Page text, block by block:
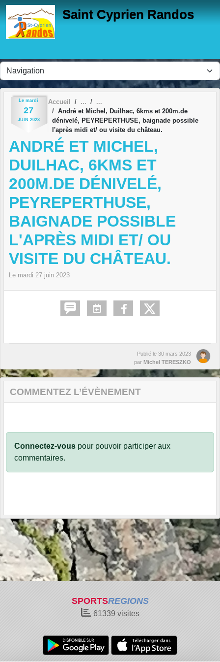
Saint Cyprien Randos
Le mardi
27
JUIN 2023
Accueil
André et Michel, Duilhac, 6kms et 200m.de
dénivelé, PEYREPERTHUSE, baignade possible
l'après midi et/ ou visite du château.
ANDRÉ ET MICHEL,
DUILHAC, 6KMS ET
200M.DE DÉNIVELÉ,
PEYREPERTHUSE,
BAIGNADE POSSIBLE
L'APRÈS MIDI ET/ OU
VISITE DU CHÂTEAU.
Le mardi 27 juin 2023
Publié le 30 mars 2023
par Michel TERESZKO
COMMENTEZ L’ÉVÈNEMENT
Connectez-vous pour pouvoir participer aux
commentaires.
SPORTSREGIONS
61339 visites
Panneau de gestion des cookies